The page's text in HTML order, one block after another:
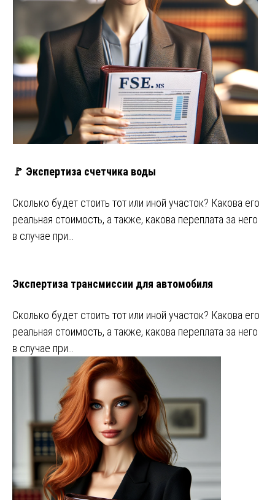
🚩 Экспертиза счетчика воды
Сколько будет стоить тот или иной участок? Какова его
реальная стоимость, а также, какова переплата за него
в случае при…
Экспертиза трансмиссии для автомобиля
Сколько будет стоить тот или иной участок? Какова его
реальная стоимость, а также, какова переплата за него
в случае при…